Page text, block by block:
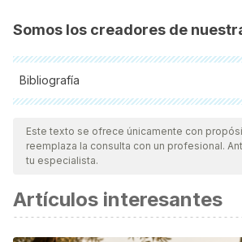
Somos los creadores de
Bibliografía
Todas las fuentes citadas fueron
nuestro equipo, para asegurar su
vigencia y validez.La bibliografía de
científica.
Vargas Castro, D. A., & Castro, D. A. V.
Este texto se ofrece únicamente con
reemplaza la consulta con un profesional.
tu especialista.
Artículos interesantes